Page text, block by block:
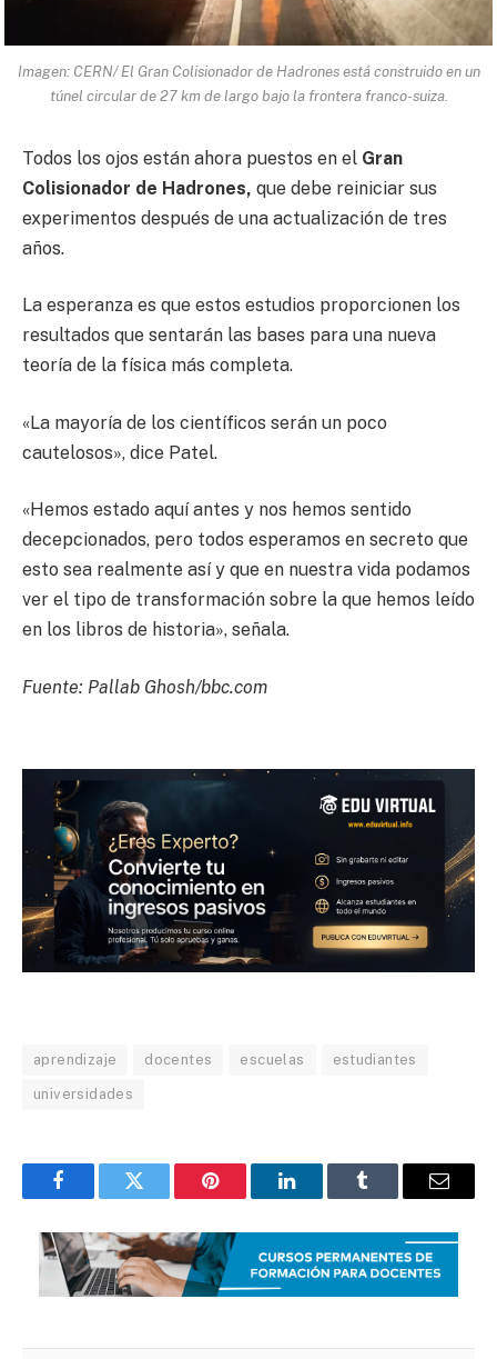
Imagen: CERN/ El Gran Colisionador de Hadrones está construido en un
túnel circular de 27 km de largo bajo la frontera franco-suiza.
Todos los ojos están ahora puestos en el Gran
Colisionador de Hadrones, que debe reiniciar sus
experimentos después de una actualización de tres
años.
La esperanza es que estos estudios proporcionen los
resultados que sentarán las bases para una nueva
teoría de la física más completa.
«La mayoría de los científicos serán un poco
cautelosos», dice Patel.
«Hemos estado aquí antes y nos hemos sentido
decepcionados, pero todos esperamos en secreto que
esto sea realmente así y que en nuestra vida podamos
ver el tipo de transformación sobre la que hemos leído
en los libros de historia», señala.
Fuente: Pallab Ghosh/bbc.com
aprendizaje docentes escuelas estudiantes
universidades
FacebookTwitter Pinterest LinkedInTumblr Email